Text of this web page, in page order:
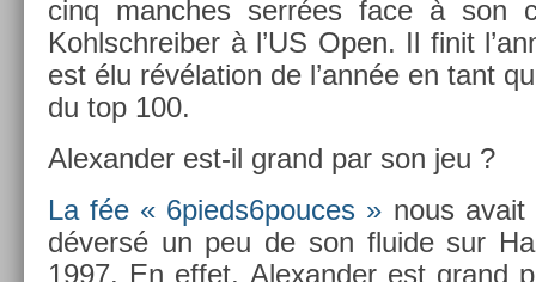
cinq man­ches serrées face à son
Kohlschreib­er à l’US Open. Il finit
est élu révéla­tion de l’année en tant
du top 100.
Al­exand­er est-il grand par son jeu ?
La fée « 6pieds6pouces » nous avait
déversé un peu de son fluide sur
1997. En effet, Al­exand­er est grand